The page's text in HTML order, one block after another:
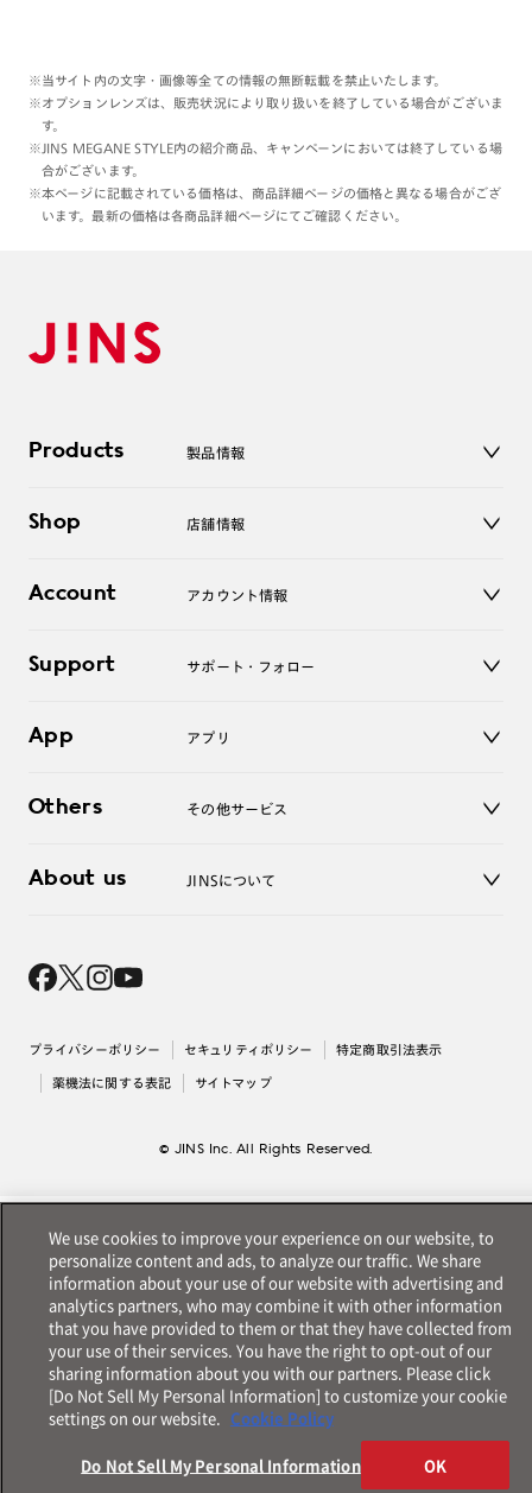
※当サイト内の文字・画像等全ての情報の無断転載を禁止いたします。
※オプションレンズは、販売状況により取り扱いを終了している場合がございま
す。
※JINS MEGANE STYLE内の紹介商品、キャンペーンにおいては終了している場
合がございます。
※本ページに記載されている価格は、商品詳細ページの価格と異なる場合がござ
います。最新の価格は各商品詳細ページにてご確認ください。
Products 製品情報
サングラス
コンタクトレンズ
アクセサリー
Shop 店舗情報
オンラインショップ
Account アカウント情報
ログアウト
Support サポート・フォロー
よくあるご質問
お問い合わせ
App アプリ
Others その他サービス
レンズ交換
About us JINSについて
採用情報
出店について
プライバシーポリシー セキュリティポリシー 特定商取引法表示
薬機法に関する表記 サイトマップ
© JINS Inc. All Rights Reserved.
We use cookies to improve your experience on our website, to
personalize content and ads, to analyze our traffic. We share
information about your use of our website with advertising and
analytics partners, who may combine it with other information
that you have provided to them or that they have collected from
your use of their services. You have the right to opt-out of our
sharing information about you with our partners. Please click
[Do Not Sell My Personal Information] to customize your cookie
settings on our website. Cookie Policy
Do Not Sell My Personal Information OK